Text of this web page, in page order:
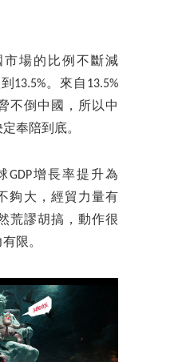
市場的比例不斷減
13.5%。來自13.5%
不倒中國，所以中
奉陪到底。
GDP增長率提升為
夠大，經貿力量有
荒謬胡搞，動作很
限。